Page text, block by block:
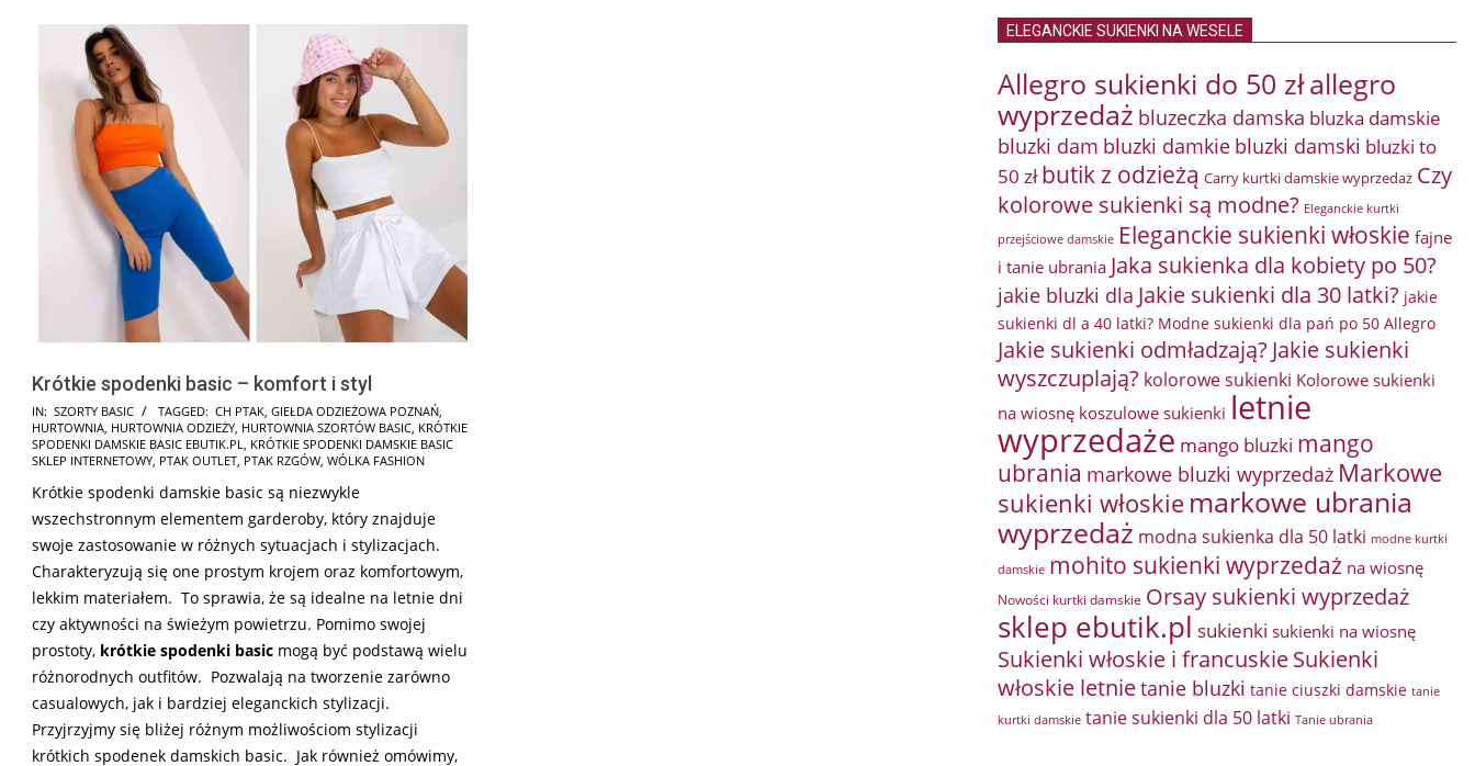
Krótkie spodenki basic – komfort i styl
2025-
01-
27
IN: SZORTY BASIC TAGGED: CH PTAK, GIEŁDA ODZIEŻOWA POZNAŃ,
HURTOWNIA, HURTOWNIA ODZIEŻY, HURTOWNIA SZORTÓW BASIC, KRÓTKIE
SPODENKI DAMSKIE BASIC EBUTIK.PL, KRÓTKIE SPODENKI DAMSKIE BASIC
SKLEP INTERNETOWY, PTAK OUTLET, PTAK RZGÓW, WÓLKA FASHION
Krótkie spodenki damskie basic są niezwykle
wszechstronnym elementem garderoby, który znajduje
swoje zastosowanie w różnych sytuacjach i stylizacjach.
Charakteryzują się one prostym krojem oraz komfortowym,
lekkim materiałem. To sprawia, że są idealne na letnie dni
czy aktywności na świeżym powietrzu. Pomimo swojej
prostoty, krótkie spodenki basic mogą być podstawą wielu
różnorodnych outfitów. Pozwalają na tworzenie zarówno
casualowych, jak i bardziej eleganckich stylizacji.
Przyjrzyjmy się bliżej różnym możliwościom stylizacji
krótkich spodenek damskich basic. Jak również omówimy,
ELEGANCKIE SUKIENKI NA WESELE
Allegro sukienki do 50 złallegro
wyprzedaż bluzeczka damska bluzka damskie
bluzki dam bluzki damkie bluzki damski bluzki to
50 zł butik z odzieżą Carry kurtki damskie wyprzedaż Czy
kolorowe sukienki są modne? Eleganckie kurtki
przejściowe damskie Eleganckie sukienki włoskie fajne
i tanie ubrania Jaka sukienka dla kobiety po 50?
jakie bluzki dla Jakie sukienki dla 30 latki? jakie
sukienki dl a 40 latki? Modne sukienki dla pań po 50 Allegro
Jakie sukienki odmładzają? Jakie sukienki
wyszczuplają? kolorowe sukienki Kolorowe sukienki
na wiosnę koszulowe sukienki letnie
wyprzedaże mango bluzki mango
ubrania markowe bluzki wyprzedaż Markowe
sukienki włoskie markowe ubrania
wyprzedaż modna sukienka dla 50 latki modne kurtki
damskie mohito sukienki wyprzedaż na wiosnę
Nowości kurtki damskie Orsay sukienki wyprzedaż
sklep ebutik.pl sukienki sukienki na wiosnę
Sukienki włoskie i francuskieSukienki
włoskie letnietanie bluzki tanie ciuszki damskie tanie
kurtki damskie tanie sukienki dla 50 latki Tanie ubrania